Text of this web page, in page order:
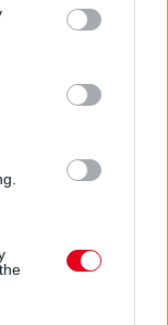
You may click to
party tags to
in below Google
Bull csapata –
történt
került sor az
Perez
Red
jár a cseréért –
volt bent az